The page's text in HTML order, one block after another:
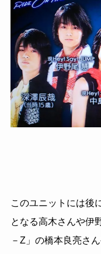
このユニットには後
となる高木さんや伊
－Z」の橋本良亮さ